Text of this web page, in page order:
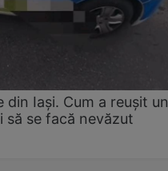
Iași. Cum a reușit un
să se facă nevăzut